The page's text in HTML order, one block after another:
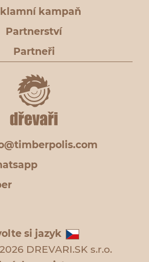
kampaň
Partnerství
Partneři
si jazyk
DREVARI.SK s.r.o.